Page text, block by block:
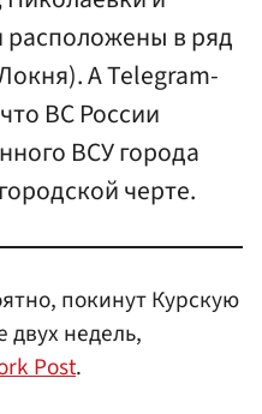
в ряд
А Telegram-
ВС России
ВСУ города
черте.
покинут Курскую
двух недель,
Post.